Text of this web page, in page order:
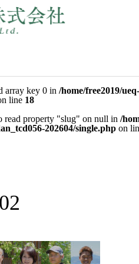
array key 0 in /home/free2019/
line 18
read property "slug" on null in /
202604/single.php on